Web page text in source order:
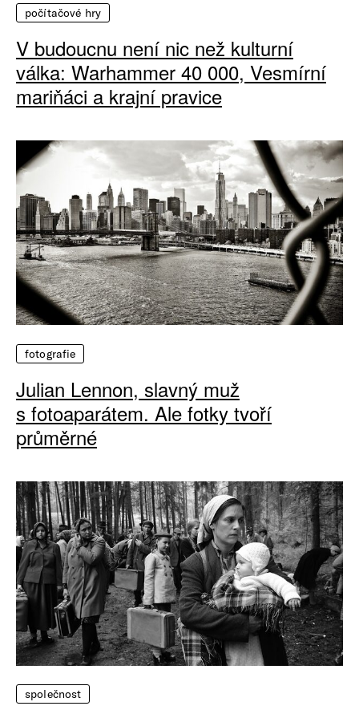
počítačové hry
V budoucnu není nic než kulturní
válka: Warhammer 40 000, Vesmírní
mariňáci a krajní pravice
fotografie
Julian Lennon, slavný muž
s fotoaparátem. Ale fotky tvoří
průměrné
společnost